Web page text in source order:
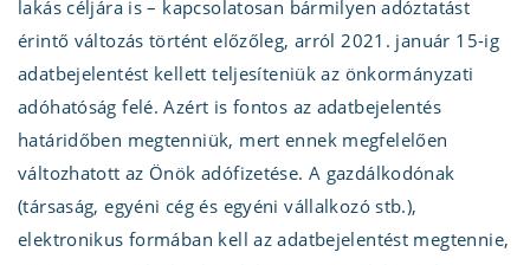
lakás céljára is – kapcsolatosan bármilyen adóztatást
érintő változás történt előzőleg, arról 2021. január 15-ig
adatbejelentést kellett teljesíteniük az önkormányzati
adóhatóság felé. Azért is fontos az adatbejelentés
határidőben megtenniük, mert ennek megfelelően
változhatott az Önök adófizetése. A gazdálkodónak
(társaság, egyéni cég és egyéni vállalkozó stb.),
elektronikus formában kell az adatbejelentést megtennie,